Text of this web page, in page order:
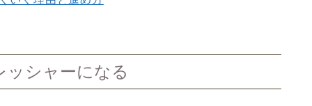
ッシャーになる